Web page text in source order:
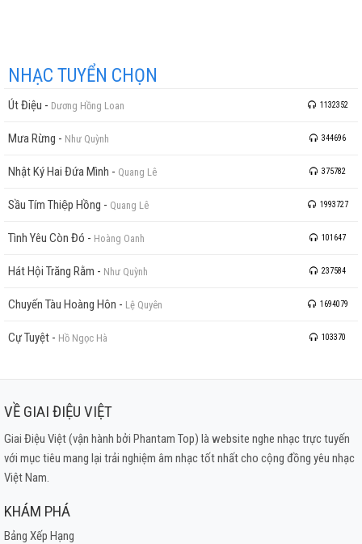
NHẠC TUYỂN CHỌN
Út Điệu - Dương Hồng Loan 1132352
Mưa Rừng - Như Quỳnh 344696
Nhật Ký Hai Đứa Mình - Quang Lê 375782
Sầu Tím Thiệp Hồng - Quang Lê 1993727
Tình Yêu Còn Đó - Hoàng Oanh 101647
Hát Hội Trăng Rằm - Như Quỳnh 237584
Chuyến Tàu Hoàng Hôn - Lệ Quyên 1694079
Cự Tuyệt - Hồ Ngọc Hà 103370
VỀ GIAI ĐIỆU VIỆT
Giai Điệu Việt (vận hành bởi Phantam Top) là website nghe nhạc trực tuyến
với mục tiêu mang lại trải nghiệm âm nhạc tốt nhất cho cộng đồng yêu nhạc
Việt Nam.
KHÁM PHÁ
Bảng Xếp Hạng